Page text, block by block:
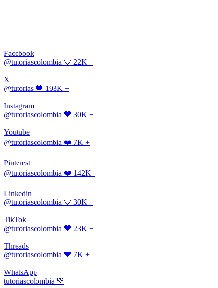
Facebook
@tutoriascolombia 💙 22K +
X
@tutorias 💙 193K +
Instagram
@tutoriascolombia 🧡 30K +
Youtube
@tutoriascolombia ❤️ 7K +
Pinterest
@tutoriascolombia ❤️ 142K+
Linkedin
@tutoriascolombia 💙 30K +
TikTok
@tutoriascolombia 🖤 23K +
Threads
@tutoriascolombia 🖤 7K +
WhatsApp
tutoriascolombia 💚